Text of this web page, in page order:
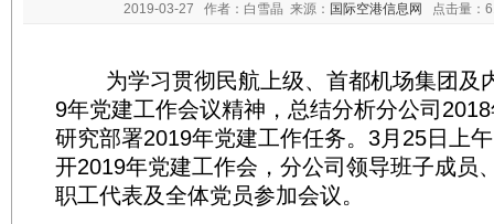
2019-03-27 作者：白雪晶 来源： 国际空港信息网 点击量：
为学习贯彻民航上级、首都机场集团及
9年党建工作会议精神，总结分析分公司
研究部署2019年党建工作任务。3月25日上
开2019年党建工作会，分公司领导班子成员
职工代表及全体党员参加会议。